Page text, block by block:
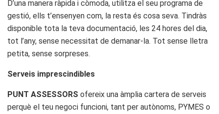
D’una manera ràpida i còmoda, utilitza el seu programa de
gestió, ells t’ensenyen com, la resta és cosa seva. Tindràs
disponible tota la teva documentació, les 24 hores del dia,
tot l’any, sense necessitat de demanar-la. Tot sense lletra
petita, sense sorpreses.
Serveis imprescindibles
PUNT ASSESSORS ofereix una àmplia cartera de serveis
perquè el teu negoci funcioni, tant per autònoms, PYMES o